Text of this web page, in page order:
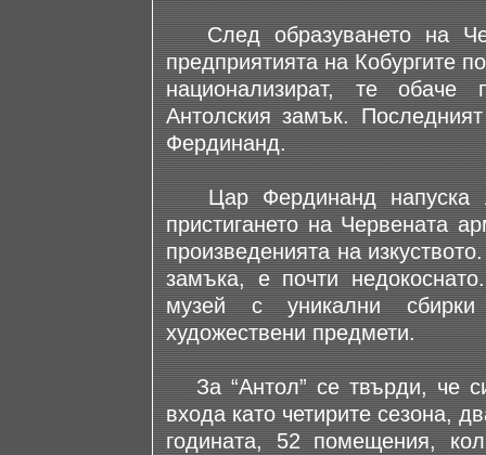
След образуването на
предприятията на Кобургите
национализират, те
Антолския замък.
Фердинанд.
Цар Фердинанд напуска
пристигането на Червената
произведенията на
замъка, е почти
музей с уникални сбирки
художествени предмети.
За “Антол” се твърди, че
входа като четирите сезона,
годината, 52 помещения,